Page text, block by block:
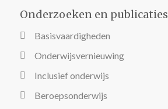
Onderzoeken en publicaties
Basisvaardigheden
Onderwijsvernieuwing
Inclusief onderwijs
Beroepsonderwijs